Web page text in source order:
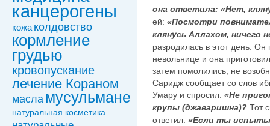
канцерогены
кожа колдовствo
кормление
грудью
кровопускание
лечение Кораном
масла мусульмане
натуральная косметика
она ответила: «Нет,
ей: «Посмотри
клянусь Аллахом, ничего
разродилась в этот день.
невольнице и она
затем помолились, не
Саридж сообщает со слов
Умару и спросил: «Не
крупы (джаваришна)? Тот
ответил: «Если ты